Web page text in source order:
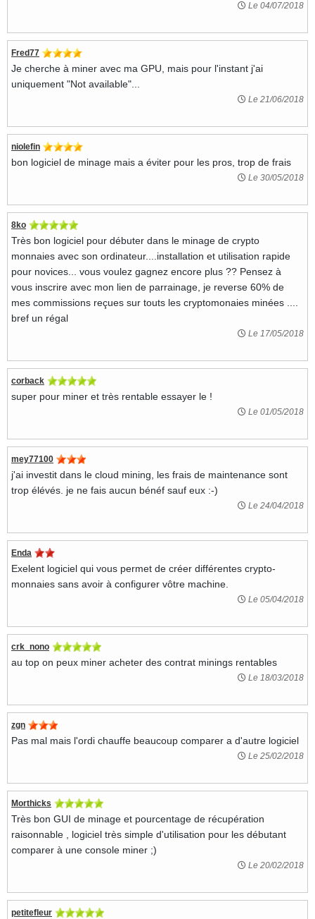
Le 04/07/2018
Fred77
Je cherche à miner avec ma GPU, mais pour l'instant j'ai
uniquement "Not available"...
Le 21/06/2018
niolefin
bon logiciel de minage mais a éviter pour les pros, trop de frais
Le 30/05/2018
8ko
Très bon logiciel pour débuter dans le minage de crypto
monnaies avec son ordinateur....installation et utilisation rapide
pour novices... vous voulez gagnez encore plus ?? Pensez à
vous inscrire avec mon lien de parrainage, je reverse 60% de
mes commissions reçues sur touts les cryptomonaies minées ....
bref un régal
Le 17/05/2018
corback
super pour miner et très rentable essayer le !
Le 01/05/2018
mey77100
j'ai investit dans le cloud mining, les frais de maintenance sont
trop élévés. je ne fais aucun bénéf sauf eux :-)
Le 24/04/2018
Enda
Exelent logiciel qui vous permet de créer différentes crypto-
monnaies sans avoir à configurer vôtre machine.
Le 05/04/2018
crk_nono
au top on peux miner acheter des contrat minings rentables
Le 18/03/2018
zgn
Pas mal mais l'ordi chauffe beaucoup comparer a d'autre logiciel
Le 25/02/2018
Morthicks
Très bon GUI de minage et pourcentage de récupération
raisonnable , logiciel très simple d'utilisation pour les débutant
comparer à une console miner ;)
Le 20/02/2018
petitefleur